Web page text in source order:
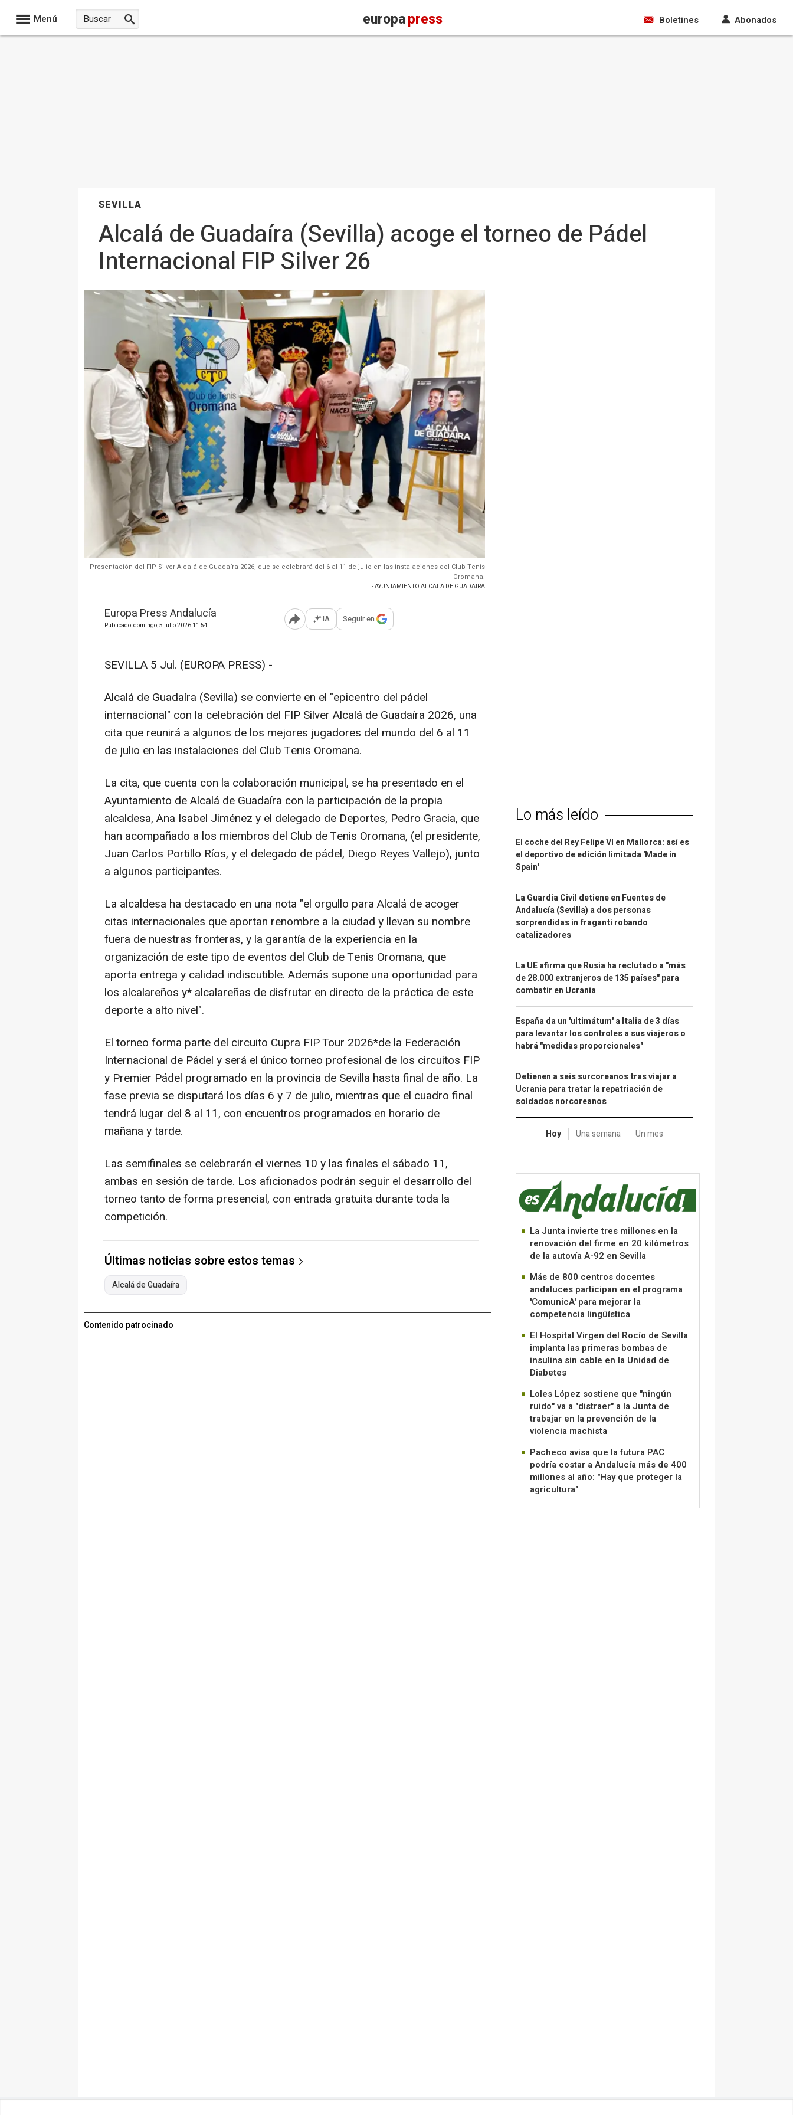
Menú europapress Boletines Abonados
SEVILLA
Alcalá de Guadaíra (Sevilla) acoge el torneo de Pádel
Internacional FIP Silver 26
Presentación del FIP Silver Alcalá de Guadaíra 2026, que se celebrará del 6 al 11 de julio en las instalaciones del Club Tenis
Oromana.
- AYUNTAMIENTO ALCALA DE GUADAIRA
Europa Press Andalucía
Publicado: domingo, 5 julio 2026 11:54 Abrir opciones para compartir
IA Seguir en
SEVILLA 5 Jul. (EUROPA PRESS) -
Alcalá de Guadaíra (Sevilla) se convierte en el "epicentro del pádel
internacional" con la celebración del FIP Silver Alcalá de Guadaíra 2026, una
cita que reunirá a algunos de los mejores jugadores del mundo del 6 al 11
de julio en las instalaciones del Club Tenis Oromana.
La cita, que cuenta con la colaboración municipal, se ha presentado en el
Ayuntamiento de Alcalá de Guadaíra con la participación de la propia
alcaldesa, Ana Isabel Jiménez y el delegado de Deportes, Pedro Gracia, que
han acompañado a los miembros del Club de Tenis Oromana, (el presidente,
Juan Carlos Portillo Ríos, y el delegado de pádel, Diego Reyes Vallejo), junto
a algunos participantes.
La alcaldesa ha destacado en una nota "el orgullo para Alcalá de acoger
citas internacionales que aportan renombre a la ciudad y llevan su nombre
fuera de nuestras fronteras, y la garantía de la experiencia en la
organización de este tipo de eventos del Club de Tenis Oromana, que
aporta entrega y calidad indiscutible. Además supone una oportunidad para
los alcalareños y* alcalareñas de disfrutar en directo de la práctica de este
deporte a alto nivel".
El torneo forma parte del circuito Cupra FIP Tour 2026*de la Federación
Internacional de Pádel y será el único torneo profesional de los circuitos FIP
y Premier Pádel programado en la provincia de Sevilla hasta final de año. La
fase previa se disputará los días 6 y 7 de julio, mientras que el cuadro final
tendrá lugar del 8 al 11, con encuentros programados en horario de
mañana y tarde.
Las semifinales se celebrarán el viernes 10 y las finales el sábado 11,
ambas en sesión de tarde. Los aficionados podrán seguir el desarrollo del
torneo tanto de forma presencial, con entrada gratuita durante toda la
competición.
Últimas noticias sobre estos temas
Alcalá de Guadaíra
Contenido patrocinado
Lo más leído
El coche del Rey Felipe VI en Mallorca: así es
el deportivo de edición limitada 'Made in
Spain'
La Guardia Civil detiene en Fuentes de
Andalucía (Sevilla) a dos personas
sorprendidas in fraganti robando
catalizadores
La UE afirma que Rusia ha reclutado a "más
de 28.000 extranjeros de 135 países" para
combatir en Ucrania
España da un 'ultimátum' a Italia de 3 días
para levantar los controles a sus viajeros o
habrá "medidas proporcionales"
Detienen a seis surcoreanos tras viajar a
Ucrania para tratar la repatriación de
soldados norcoreanos
Hoy Una semana Un mes
La Junta invierte tres millones en la
renovación del firme en 20 kilómetros
de la autovía A-92 en Sevilla
Más de 800 centros docentes
andaluces participan en el programa
'ComunicA' para mejorar la
competencia lingüística
El Hospital Virgen del Rocío de Sevilla
implanta las primeras bombas de
insulina sin cable en la Unidad de
Diabetes
Loles López sostiene que "ningún
ruido" va a "distraer" a la Junta de
trabajar en la prevención de la
violencia machista
Pacheco avisa que la futura PAC
podría costar a Andalucía más de 400
millones al año: "Hay que proteger la
agricultura"